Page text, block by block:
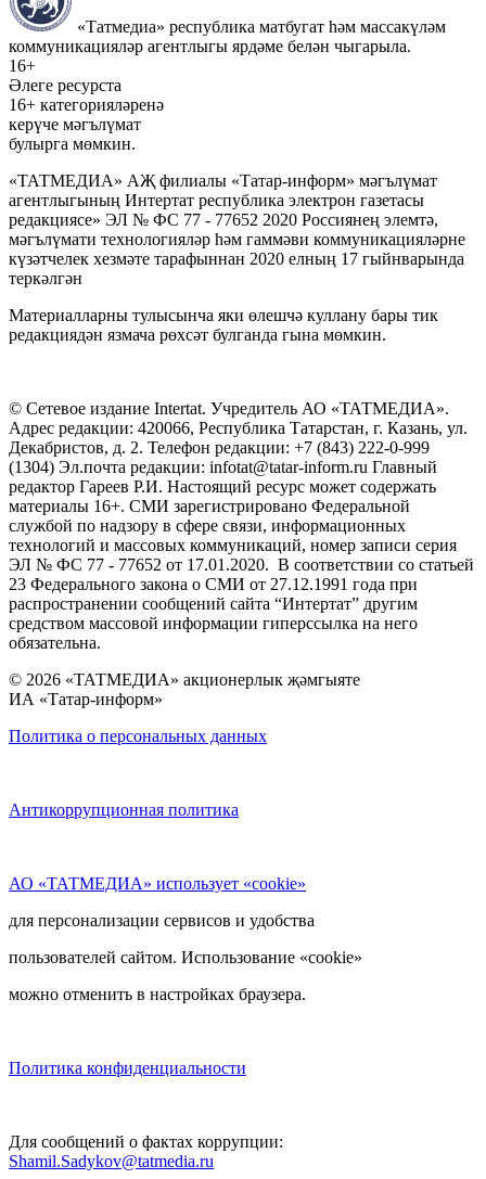
«Татмедиа» республика матбугат һәм массакүләм
коммуникацияләр агентлыгы ярдәме белән чыгарыла.
16+
Әлеге ресурста
16+ категорияләренә
керүче мәгълүмат
булырга мөмкин.
«ТАТМЕДИА» АҖ филиалы «Татар-информ» мәгълүмат
агентлыгының Интертат республика электрон газетасы
редакциясе» ЭЛ № ФС 77 - 77652 2020 Россиянең элемтә,
мәгълүмати технологияләр һәм гаммәви коммуникацияләрне
күзәтчелек хезмәте тарафыннан 2020 елның 17 гыйнварында
теркәлгән
Материалларны тулысынча яки өлешчә куллану бары тик
редакциядән язмача рөхсәт булганда гына мөмкин.
© Сетевое издание Intertat. Учредитель АО «ТАТМЕДИА».
Адрес редакции: 420066, Республика Татарстан, г. Казань, ул.
Декабристов, д. 2. Телефон редакции: +7 (843) 222-0-999
(1304) Эл.почта редакции: infotat@tatar-inform.ru Главный
редактор Гареев Р.И. Настоящий ресурс может содержать
материалы 16+. СМИ зарегистрировано Федеральной
службой по надзору в сфере связи, информационных
технологий и массовых коммуникаций, номер записи серия
ЭЛ № ФС 77 - 77652 от 17.01.2020. В соответствии со статьей
23 Федерального закона о СМИ от 27.12.1991 года при
распространении сообщений сайта “Интертат” другим
средством массовой информации гиперссылка на него
обязательна.
© 2026 «ТАТМЕДИА» акционерлык җәмгыяте
ИА «Татар-информ»
Политика о персональных данных
Антикоррупционная политика
АО «ТАТМЕДИА» использует «cookie»
для персонализации сервисов и удобства
пользователей сайтом. Использование «cookie»
можно отменить в настройках браузера.
Политика конфиденциальности
Для сообщений о фактах коррупции:
Shamil.Sadykov@tatmedia.ru